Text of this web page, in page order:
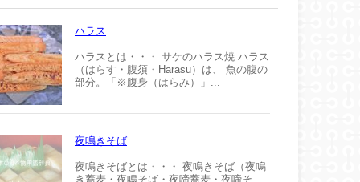
ハラス
ハラスとは・・・ サケのハラス焼 ハラス
（はらす・腹須・Harasu）は、 魚の腹の
部分。「※腹身（はらみ）」...
夜鳴きそば
夜鳴きそばとは・・・ 夜鳴きそば（夜鳴
き蕎麦・夜鳴そば・夜啼蕎麦・夜啼そ